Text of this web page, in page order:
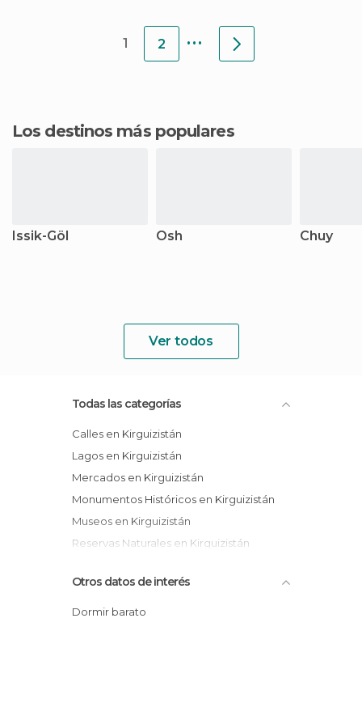
1 2 ...
Los destinos más populares
Issik-Göl Osh Chuy
Ver todos
Todas las categorías
Calles en Kirguizistán
Lagos en Kirguizistán
Mercados en Kirguizistán
Monumentos Históricos en Kirguizistán
Museos en Kirguizistán
Reservas Naturales en Kirguizistán
Otros datos de interés
Dormir barato